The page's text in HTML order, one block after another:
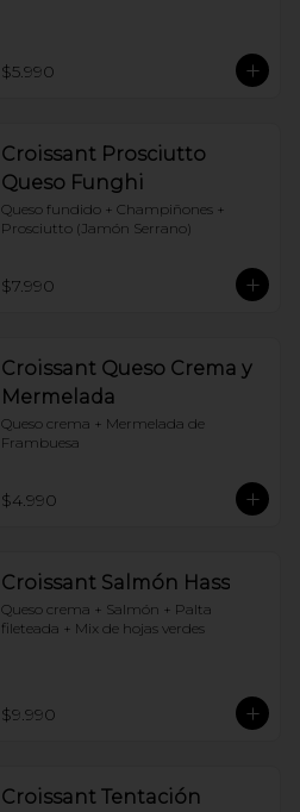
$5.990
Croissant Prosciutto
Queso Funghi
Queso fundido + Champiñones +
Prosciutto (Jamón Serrano)
$7.990
Croissant Queso Crema y
Mermelada
Queso crema + Mermelada de
Frambuesa
$4.990
Croissant Salmón Hass
Queso crema + Salmón + Palta
fileteada + Mix de hojas verdes
$9.990
Croissant Tentación